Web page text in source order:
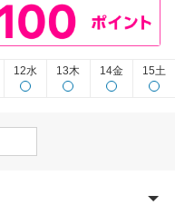
12水 13木 14金 15土